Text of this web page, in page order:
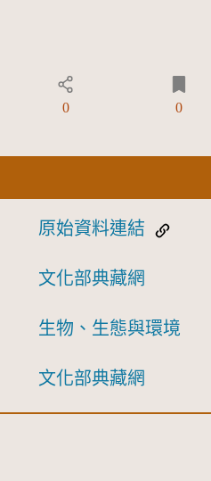
0 0
原始資料連結
文化部典藏網
生物、生態與環境
文化部典藏網